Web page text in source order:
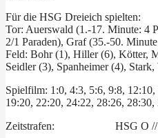
Für die HSG Dreieich spielten:
Tor: Auerswald (1.-17. Minute: 4
2/1 Paraden), Graf (35.-50.
Feld: Bohr (1), Hiller (6), Kötter,
Seidler (3), Spanheimer (4),
Spielfilm: 1:0, 4:3, 5:6, 9:8,
19:20, 22:20, 24:22, 28:26, 28:30,
Zeitstrafen: HSG O //